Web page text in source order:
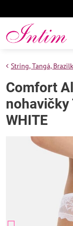
String, Tangá,
Comfort
nohavičky
WHITE